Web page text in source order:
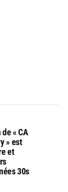
« CA
» est
et
30s